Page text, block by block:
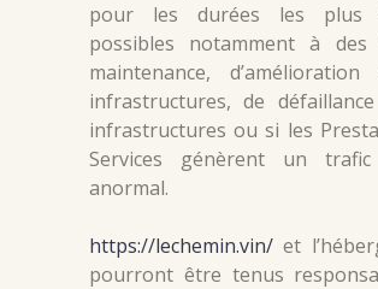
pour les durées les plus
possibles notamment à
maintenance,
infrastructures, de
infrastructures ou si les
Services génèrent un
anormal.
https://lechemin.vin/ et
pourront être tenus